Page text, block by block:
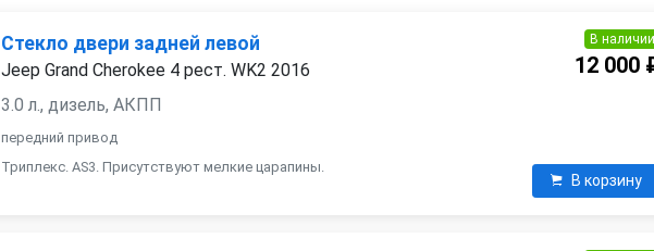
Стекло двери задней левой
Jeep Grand Cherokee 4 рест. WK2 2016
3.0 л., дизель, АКПП
передний привод
Триплекс. AS3. Присутствуют мелкие царапины.
В наличии
12 000
В корзину